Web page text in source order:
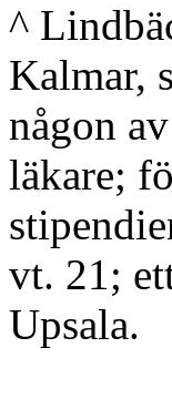
^
Kalmar,
någon
läkare;
vt. 21;
Upsala.